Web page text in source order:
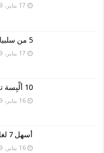
17 يناير، 2019
5 من سلبيات التسوق عبر الإنترنت ؟
17 يناير، 2019
10 ألْبِسة تقليدية من حول العالم
16 يناير، 2019
أسهل 7 لغات في العالم
16 يناير، 2019